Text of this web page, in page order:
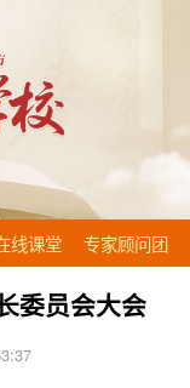
线课堂 专家顾问团
委员会大会